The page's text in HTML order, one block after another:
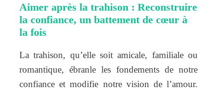
Aimer après la trahison : Reconstruire
la confiance, un battement de cœur à
la fois
La trahison, qu’elle soit amicale, familiale ou
romantique, ébranle les fondements de notre
confiance et modifie notre vision de l’amour.